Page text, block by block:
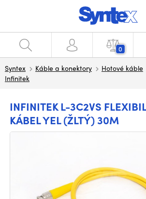
0
Syntex Káble a konektory Hotové káble
Infinitek
INFINITEK L-3C2VS
KÁBEL YEL (ŽLTÝ) 30M